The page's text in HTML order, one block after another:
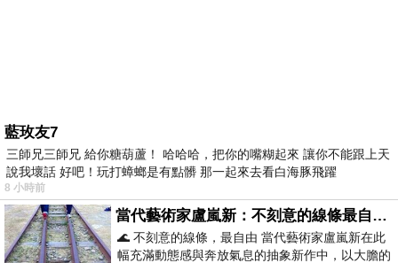
藍玫友7
三師兄三師兄 給你糖葫蘆！ 哈哈哈，把你的嘴糊起來 讓你不能跟上天
說我壞話 好吧！玩打蟑螂是有點髒 那一起來去看白海豚飛躍
8 小時前
當代藝術家盧嵐新：不刻意的線條最自由，讓色彩流動、筆觸自己說話
🌊 不刻意的線條，最自由 當代藝術家盧嵐新在此
幅充滿動態感與奔放氣息的抽象新作中，以大膽的